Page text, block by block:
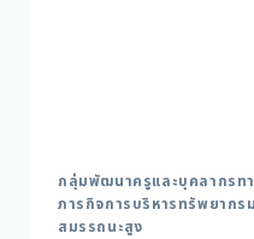
กลุ่มพัฒนาครูและบุคลากรท
ภารกิจการบริหารทรัพยาก
สมรรถนะสูง